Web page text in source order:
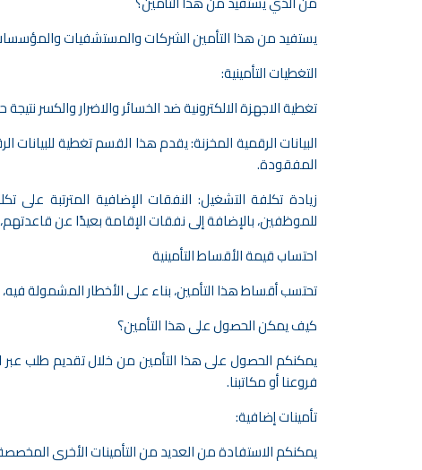
يستفيد من هذا التأمين الشركات والمستشفيات
التغطيات التأمينية:
تغطية الاجهزة الالكترونية ضد الخسائر والاضرار والكسر
البيانات الرقمية المخزنة: يقدم هذا القسم تغطية
المفقودة.
زيادة تكلفة التشغيل: النفقات الإضافية المترتبة على
للموظفين، بالإضافة إلى نفقات الإقامة بعيدًا عن
احتساب قيمة الأقساط التأمينية
تحتسب أقساط هذا التأمين، بناء على الأخطار المشمولة
كيف يمكن الحصول على هذا التأمين؟
يمكنكم الحصول على هذا التأمين من خلال تقديم طلب عبر
فروعنا أو مكاتبنا.
تأمينات إضافية:
يمكنكم الاستفادة من العديد من التأمينات الأخرى